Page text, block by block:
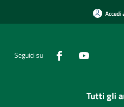
Accedi
Seguici su
Tutti gli